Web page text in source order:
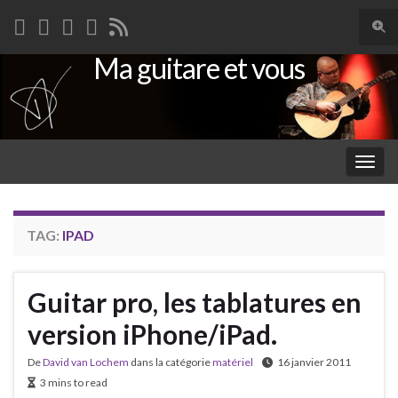
Search for:
Ma guitare et vous
TAG: IPAD
Guitar pro, les tablatures en
version iPhone/iPad.
DeDavid van Lochem dans la catégoriematériel
16 janvier 2011
3 mins to read